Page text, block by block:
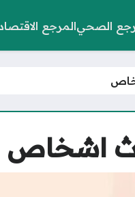
الصحيالمرجع
اشخاص